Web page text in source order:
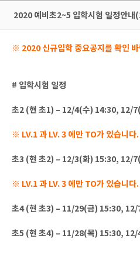
2020 예비초2~5 입학시험 일정안
※ 2020 신규입학 중요공지를 확인
# 입학시험 일정
초2 (현 초1) – 12/4(수) 14:30, 12/
※ LV.1 과 LV. 3 에만 TO가 있습니다.
초3 (현 초2) – 12/3(화) 15:30, 12/
※ LV.1 과 LV. 3 에만 TO가 있습니다.
초4 (현 초3) – 11/29(금) 15:30,
초5 (현 초4) – 11/28(목) 15:30,